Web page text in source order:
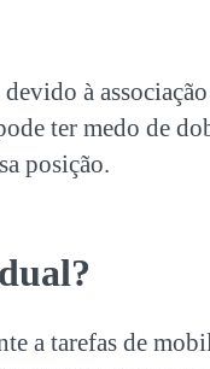
à
ter medo de
posição.
?
a tarefas de